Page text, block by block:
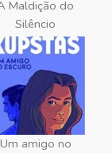
Maldição do
Silêncio
Um amigo no